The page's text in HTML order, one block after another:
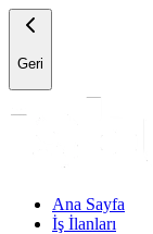
Geri
Ana Sayfa
İş İlanları